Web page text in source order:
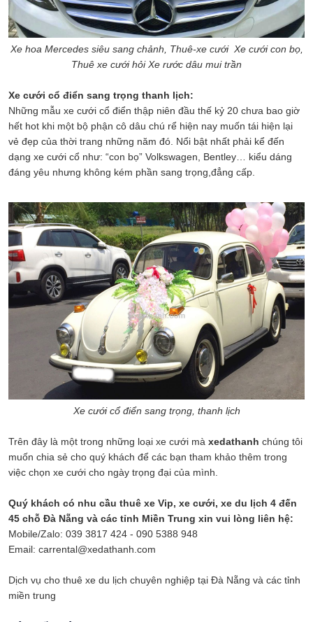
Xe hoa Mercedes siêu sang chảnh, Thuê-xe cưới Xe cưới con bọ,
Thuê xe cưới hỏi Xe rước dâu mui trần
Xe cưới cổ điển sang trọng thanh lịch:
Những mẫu xe cưới cổ điển thập niên đầu thế kỷ 20 chưa bao giờ
hết hot khi một bộ phận cô dâu chú rể hiện nay muốn tái hiện lại
vẻ đẹp của thời trang những năm đó. Nổi bật nhất phải kể đến
dạng xe cưới cổ như: “con bọ” Volkswagen, Bentley… kiểu dáng
đáng yêu nhưng không kém phần sang trọng,đẳng cấp.
Xe cưới cổ điển sang trọng, thanh lịch
Trên đây là một trong những loại xe cưới mà xedathanh chúng tôi
muốn chia sẻ cho quý khách để các bạn tham khảo thêm trong
việc chọn xe cưới cho ngày trọng đại của mình.
Quý khách có nhu cầu thuê xe Vip, xe cưới, xe du lịch 4 đến
45 chỗ Đà Nẵng và các tỉnh Miền Trung xin vui lòng liên hệ:
Mobile/Zalo: 039 3817 424 - 090 5388 948
Email: carrental@xedathanh.com
Dịch vụ cho thuê xe du lịch chuyên nghiệp tại Đà Nẵng và các tỉnh
miền trung